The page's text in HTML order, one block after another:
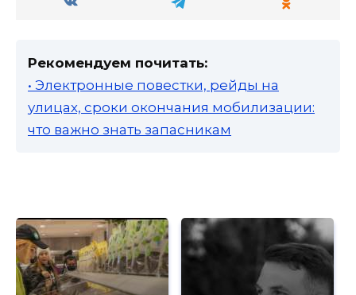
Рекомендуем почитать:
• Электронные повестки, рейды на
улицах, сроки окончания мобилизации:
что важно знать запасникам